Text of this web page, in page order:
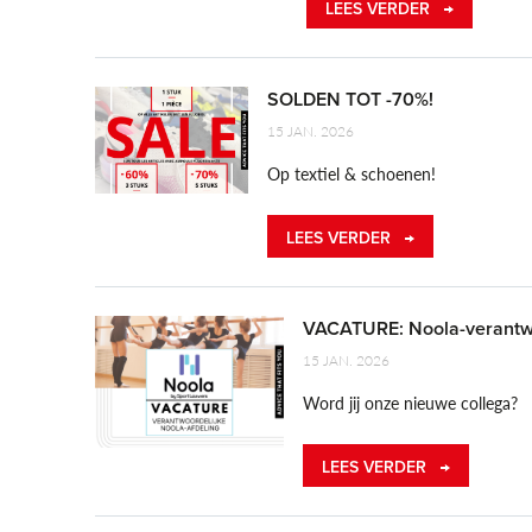
LEES VERDER
SOLDEN TOT -70%!
15 JAN. 2026
Op textiel & schoenen!
LEES VERDER
VACATURE: Noola-
15 JAN. 2026
Word jij onze nieuwe collega?
LEES VERDER